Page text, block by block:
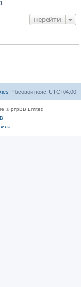
1
Перейти
Часовой пояс: UTC+04:00
© phpBB Limited